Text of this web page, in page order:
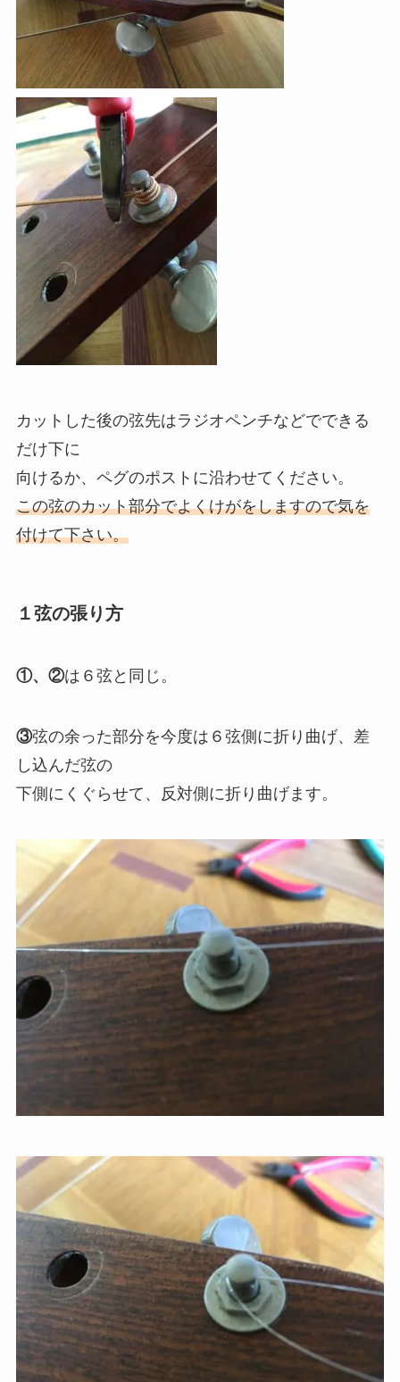
カットした後の弦先はラジオペンチなどでできる
だけ下に
向けるか、ペグのポストに沿わせてください。
この弦のカット部分でよくけがをしますので気を
付けて下さい。
１弦の張り方
①、②は６弦と同じ。
③弦の余った部分を今度は６弦側に折り曲げ、差
し込んだ弦の
下側にくぐらせて、反対側に折り曲げます。